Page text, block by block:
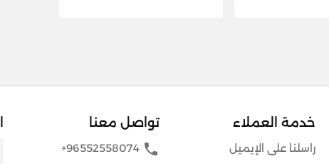
خدمة العملاء
راسلنا على الإيميل
تواصل معنا
phone
+96552558074